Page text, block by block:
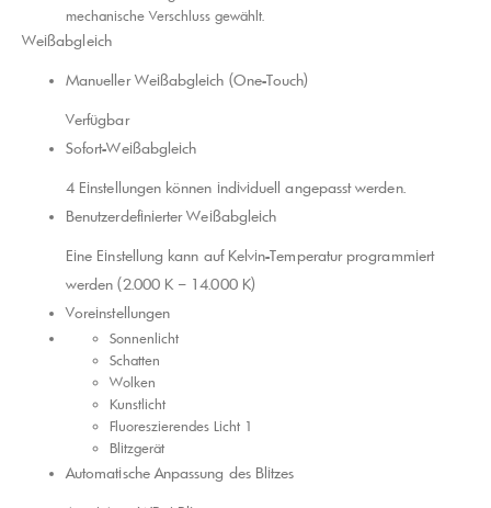
mechanische Verschluss gewählt.
Weißabgleich
Manueller Weißabgleich (One-Touch)
Verfügbar
Sofort-Weißabgleich
4 Einstellungen können individuell angepasst werden.
Benutzerdefinierter Weißabgleich
Eine Einstellung kann auf Kelvin-Temperatur programmiert
werden (2.000 K – 14.000 K)
Voreinstellungen
Sonnenlicht
Schatten
Wolken
Kunstlicht
Fluoreszierendes Licht 1
Blitzgerät
Automatische Anpassung des Blitzes